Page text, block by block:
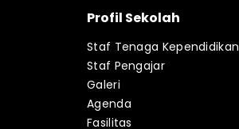
Profil Sekolah
Staf Tenaga Kependidikan
Staf Pengajar
Galeri
Agenda
Fasilitas